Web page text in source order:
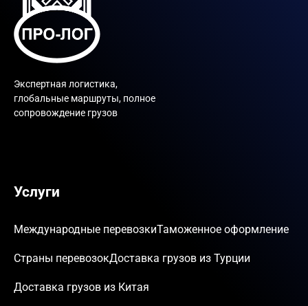
Экспертная логистика,
глобальные маршруты, полное
сопровождение грузов
Услуги
Международные перевозкиТаможенное оформление
Страны перевозокДоставка грузов из Турции
Доставка грузов из Китая